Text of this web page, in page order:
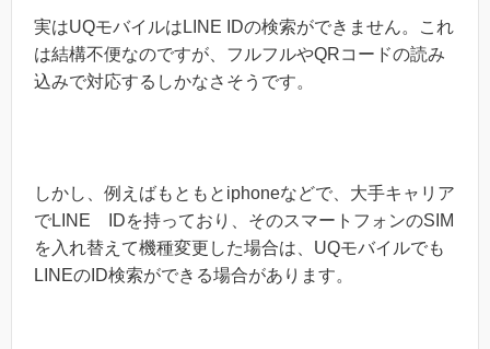
実はUQモバイルはLINE IDの検索ができません。これ
は結構不便なのですが、フルフルやQRコードの読み
込みで対応するしかなさそうです。
しかし、例えばもともとiphoneなどで、大手キャリア
でLINE IDを持っており、そのスマートフォンのSIM
を入れ替えて機種変更した場合は、UQモバイルでも
LINEのID検索ができる場合があります。